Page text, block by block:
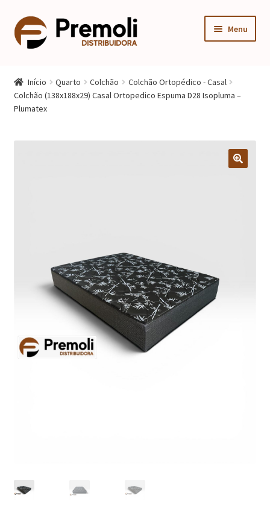
Pular
para
navegação
Pular
para
Menu
Quarto
menu
Início Quarto Colchão
Colchão Ortopédico - Casal
Colchão (138x188x29) Casal Ortopedico Espuma D28 Isopluma –
Plumatex